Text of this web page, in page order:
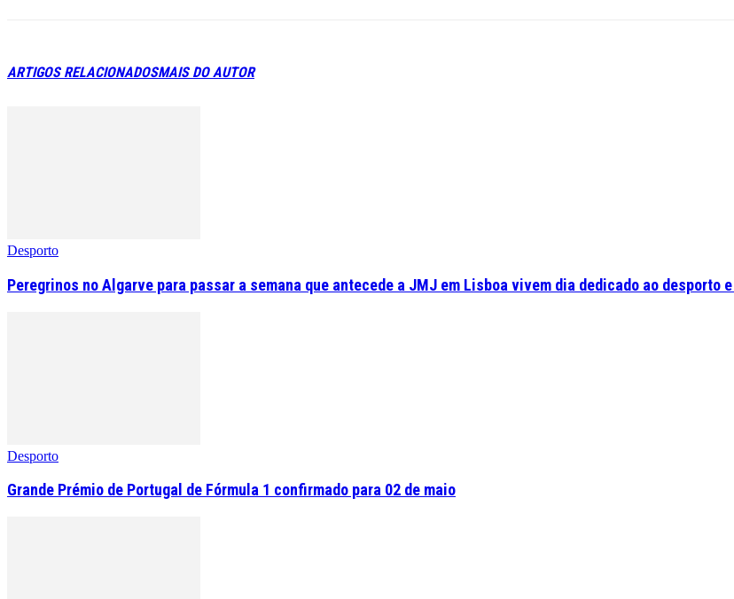
ARTIGOS RELACIONADOSMAIS DO AUTOR
Desporto
Peregrinos no Algarve para passar a semana que antecede a JMJ em Lisboa vivem dia dedicado ao desporto
Desporto
Grande Prémio de Portugal de Fórmula 1 confirmado para 02 de maio